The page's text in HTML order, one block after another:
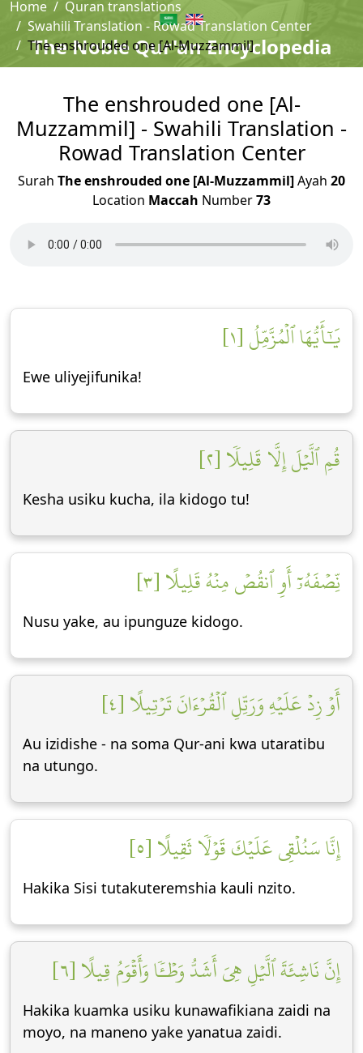
The Noble Qur'an Encyclopedia
Home
Quran translations
Swahili Translation - Rowad Translation Center
The enshrouded one [Al-Muzzammil]
The enshrouded one [Al-
Muzzammil] - Swahili Translation -
Rowad Translation Center
Surah The enshrouded one [Al-Muzzammil]Ayah 20
Location Maccah Number73
يَٰٓأَيُّهَا ٱلۡمُزَّمِّلُ [١]
Ewe uliyejifunika!
قُمِ ٱلَّيۡلَ إِلَّا قَلِيلٗا [٢]
Kesha usiku kucha, ila kidogo tu!
نِّصۡفَهُۥٓ أَوِ ٱنقُصۡ مِنۡهُ قَلِيلًا [٣]
Nusu yake, au ipunguze kidogo.
أَوۡ زِدۡ عَلَيۡهِ وَرَتِّلِ ٱلۡقُرۡءَانَ تَرۡتِيلًا [٤]
Au izidishe - na soma Qur-ani kwa utaratibu
na utungo.
إِنَّا سَنُلۡقِي عَلَيۡكَ قَوۡلٗا ثَقِيلًا [٥]
Hakika Sisi tutakuteremshia kauli nzito.
إِنَّ نَاشِئَةَ ٱلَّيۡلِ هِيَ أَشَدُّ وَطۡـٔٗا وَأَقۡوَمُ قِيلًا [٦]
Hakika kuamka usiku kunawafikiana zaidi na
moyo, na maneno yake yanatua zaidi.